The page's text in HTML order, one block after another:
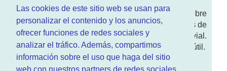
Las cookies de este sitio web se usan para
personalizar el contenido y los anuncios,
ofrecer funciones de redes sociales y
analizar el tráfico. Además, compartimos
información sobre el uso que haga del sitio
Enwww.RenovarCarnet.comTe contamos sobre
larenovación del permisode conducir, noticias de
actualidad motor y sobre todo seguridad vial.
Ademas tenemos todo tipo de información DGT útil.